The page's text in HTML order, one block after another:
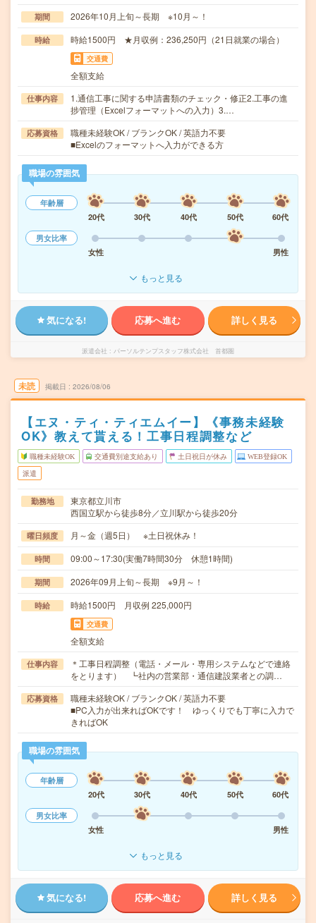
期間 2026年10月上旬～長期 ※10月～！
時給 時給1500円 ★月収例：236,250円（21日就業の場合）
交通費
全額支給
仕事内容
1.通信工事に関する申請書類のチェック・修正2.工事の進
捗管理（Excelフォーマットへの入力）3.…
応募資格
職種未経験OK / ブランクOK / 英語力不要
■Excelのフォーマットへ入力ができる方
職場の雰囲気
年齢層
20代
30代 40代 50代
60代
男女比率
女性
男性
もっと見る
気になる! 応募へ進む 詳しく見る
派遣会社 パーソルテンプスタッフ株式会社 首都圏
未読 掲載日 2026/08/06
【エヌ・ティ・ティエムイー】《事務未経験
OK》教えて貰える！工事日程調整など
職種未経験OK 交通費別途支給あり 土日祝日が休み WEB登録OK
派遣
勤務地
東京都立川市
西国立駅から徒歩8分／立川駅から徒歩20分
曜日頻度 月～金（週5日） ※土日祝休み！
時間 09:00～17:30(実働7時間30分 休憩1時間)
期間 2026年09月上旬～長期 ※9月～！
時給 時給1500円 月収例 225,000円
交通費
全額支給
仕事内容
＊工事日程調整（電話・メール・専用システムなどで連絡
をとります） ┗社内の営業部・通信建設業者との調…
応募資格
職種未経験OK / ブランクOK / 英語力不要
■PC入力が出来ればOKです！ ゆっくりでも丁寧に入力で
きればOK
職場の雰囲気
年齢層
20代
30代 40代 50代
60代
男女比率
女性
男性
もっと見る
気になる! 応募へ進む 詳しく見る